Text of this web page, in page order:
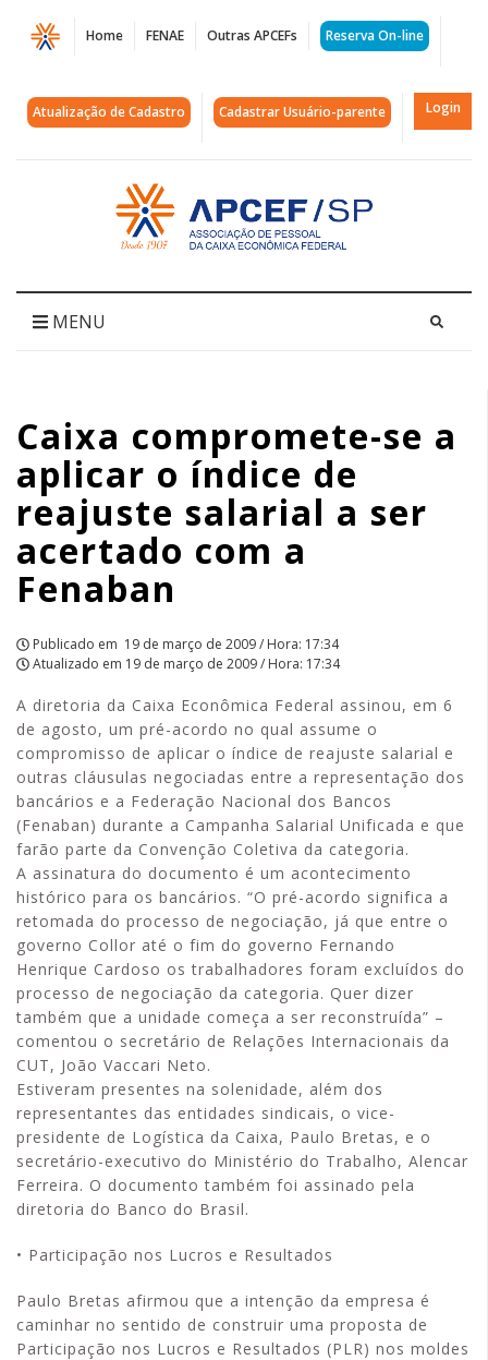
Página
Caixa
compromete-
aplicar
índice
salarial
a
ser
acertado
com
a
Fenaban
|
APCEF/SP
Home FENAE Outras APCEFs Reserva On-line
Atualização de Cadastro Cadastrar Usuário-parente Login
Acessar
página
inicial
MENU
Caixa compromete-se a
aplicar o índice de
reajuste salarial a ser
acertado com a
Fenaban
Publicado em 19 de março de 2009 / Hora: 17:34
Atualizado em 19 de março de 2009 / Hora: 17:34
A diretoria da Caixa Econômica Federal assinou, em 6
de agosto, um pré-acordo no qual assume o
compromisso de aplicar o índice de reajuste salarial e
outras cláusulas negociadas entre a representação dos
bancários e a Federação Nacional dos Bancos
(Fenaban) durante a Campanha Salarial Unificada e que
farão parte da Convenção Coletiva da categoria.
A assinatura do documento é um acontecimento
histórico para os bancários. “O pré-acordo significa a
retomada do processo de negociação, já que entre o
governo Collor até o fim do governo Fernando
Henrique Cardoso os trabalhadores foram excluídos do
processo de negociação da categoria. Quer dizer
também que a unidade começa a ser reconstruída” –
comentou o secretário de Relações Internacionais da
CUT, João Vaccari Neto.
Estiveram presentes na solenidade, além dos
representantes das entidades sindicais, o vice-
presidente de Logística da Caixa, Paulo Bretas, e o
secretário-executivo do Ministério do Trabalho, Alencar
Ferreira. O documento também foi assinado pela
diretoria do Banco do Brasil.
• Participação nos Lucros e Resultados
Paulo Bretas afirmou que a intenção da empresa é
caminhar no sentido de construir uma proposta de
Participação nos Lucros e Resultados (PLR) nos moldes